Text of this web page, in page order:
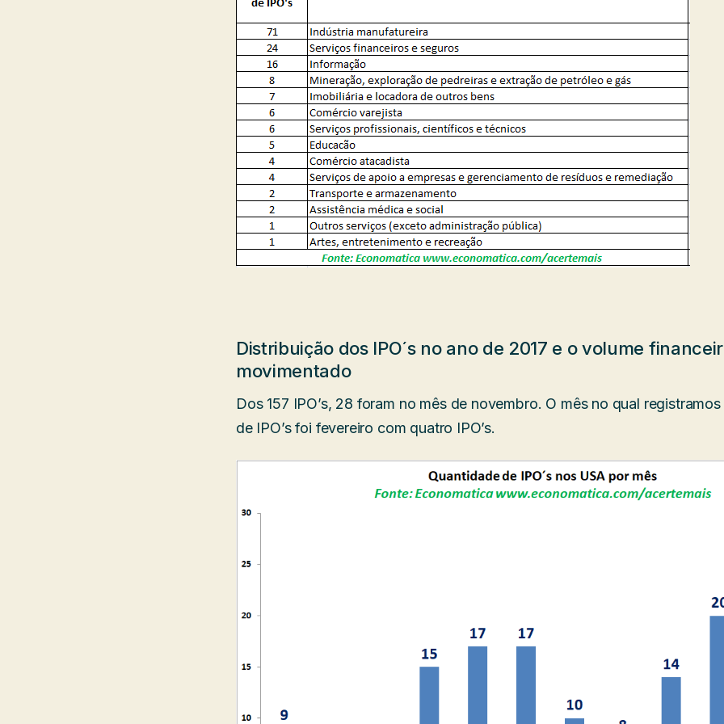
Distribuição dos IPO´s no ano de 2017 e o volume
movimentado
Dos 157 IPO’s, 28 foram no mês de novembro. O mês no qual
de IPO’s foi fevereiro com quatro IPO’s.